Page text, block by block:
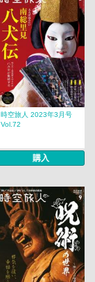
時空旅人 2023年3月号
Vol.72
購入